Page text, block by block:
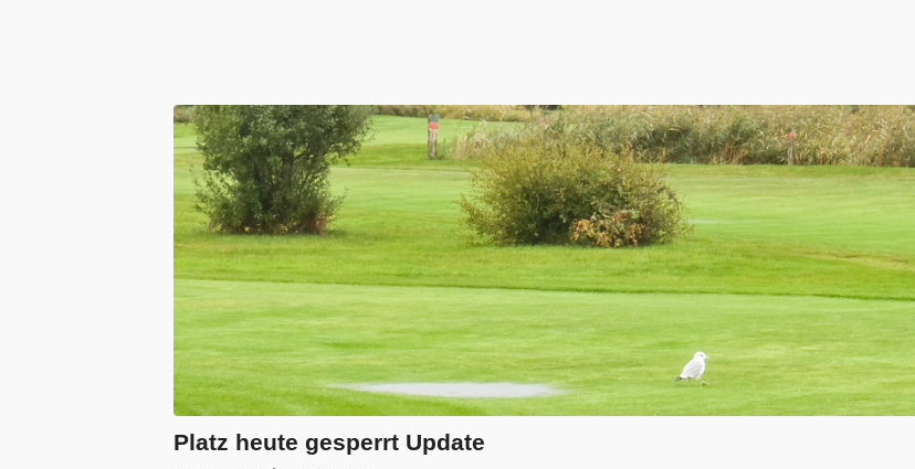
Platz heute gesperrt Update